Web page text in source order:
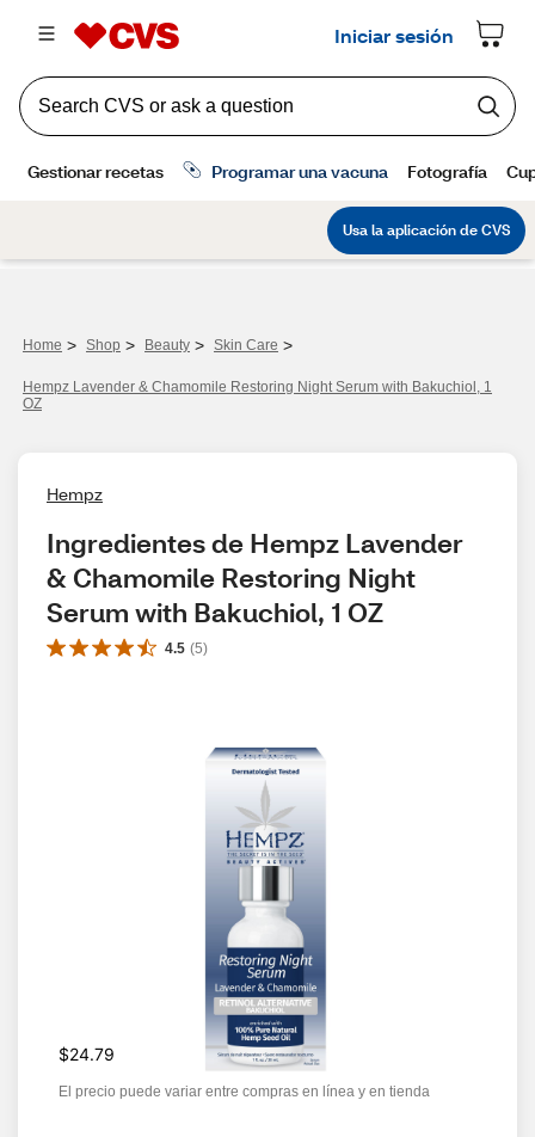
Home > Shop > Beauty > Skin Care >
Hempz Lavender & Chamomile Restoring Night Serum with Bakuchiol, 1
OZ
Hempz
Ingredientes de Hempz Lavender
& Chamomile Restoring Night
Serum with Bakuchiol, 1 OZ
4.5 (5)
$24.79
El precio puede variar entre compras en línea y en tienda